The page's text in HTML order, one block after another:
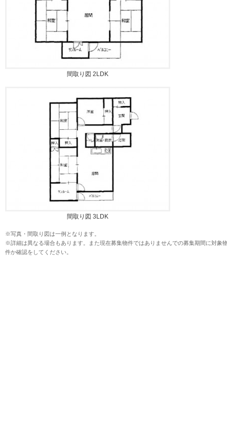
間取り図 2LDK
間取り図 3LDK
※写真・間取り図は一例となります。
※詳細は異なる場合もあります。また現在募集物件ではありませんでの募集期間に対象
件か確認をしてください。